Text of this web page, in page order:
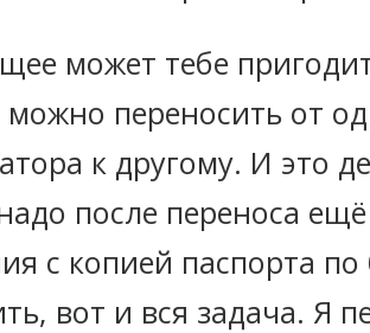
может тебе
переносить от
к другому. И это
после переноса
с копией паспорта
вот и вся задача. Я